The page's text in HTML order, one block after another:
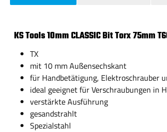
KS Tools 10mm CLASSIC Bit Torx 75mm
TX
mit 10 mm Außensechskant
für Handbetätigung, Elektroschrauber
ideal geeignet für Verschraubungen in
verstärkte Ausführung
gesandstrahlt
Spezialstahl